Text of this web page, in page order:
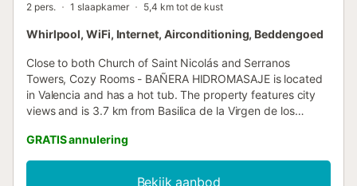
2 pers. 1 slaapkamer 5,4 km tot de kust
Whirlpool, WiFi, Internet, Airconditioning, Beddengoed
Close to both Church of Saint Nicolás and Serranos
Towers, Cozy Rooms - BAÑERA HIDROMASAJE is located
in Valencia and has a hot tub. The property features city
views and is 3.7 km from Basilica de la Virgen de los
GRATIS annulering
Bekijk aanbod